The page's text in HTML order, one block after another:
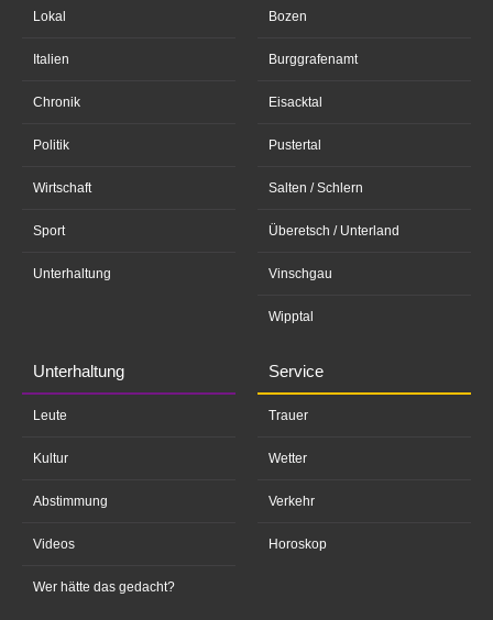
Lokal
Italien
Chronik
Politik
Wirtschaft
Sport
Unterhaltung
Bozen
Burggrafenamt
Eisacktal
Pustertal
Salten / Schlern
Überetsch / Unterland
Vinschgau
Wipptal
Unterhaltung
Leute
Kultur
Abstimmung
Videos
Wer hätte das gedacht?
Service
Trauer
Wetter
Verkehr
Horoskop